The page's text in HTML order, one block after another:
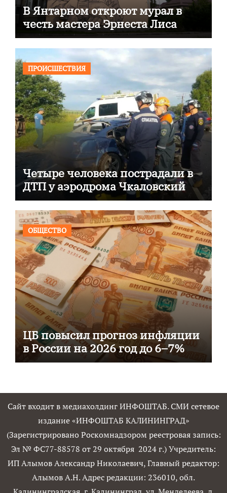
В Янтарном откроют мурал в
честь мастера Эрнеста Лиса
ПРОИСШЕСТВИЯ
Четыре человека пострадали в
ДТП у аэродрома Чкаловский
ОБЩЕСТВО
ЦБ повысил прогноз инфляции
в России на 2026 год до 6–7%
Сайт входит в медиахолдинг ИНФОШТАБ. СМИ сетевое
издание «ИНФОШТАБ КАЛИНИНГРАД»
(Зарегистрировано Роскомнадзором реестровая запись:
Эл № ФС77-88578 от 29 октября 2024 г.) Учредитель:
ИП Алымов Александр Николаевич, Главный редактор:
Алымов А.Н. Адрес редакции: 236010, обл.